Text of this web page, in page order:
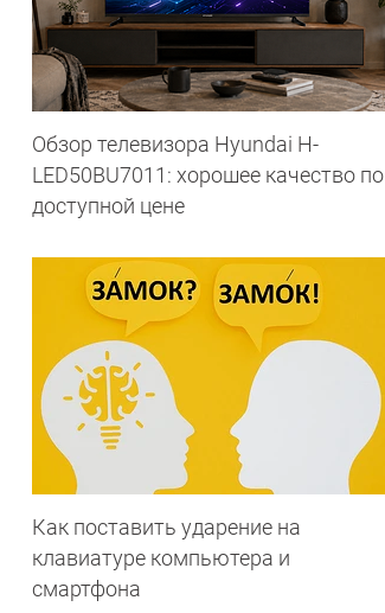
Обзор телевизора Hyundai H-
LED50BU7011: хорошее качество по
доступной цене
Как поставить ударение на
клавиатуре компьютера и
смартфона